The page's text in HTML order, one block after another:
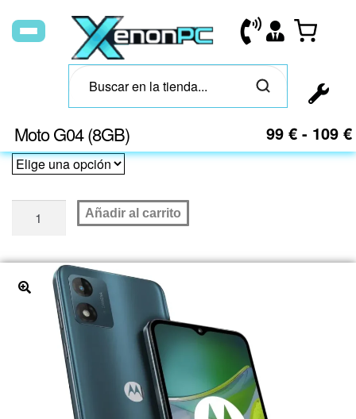
Moto G04 (8GB) 99 € - 109 €
Añadir al carrito